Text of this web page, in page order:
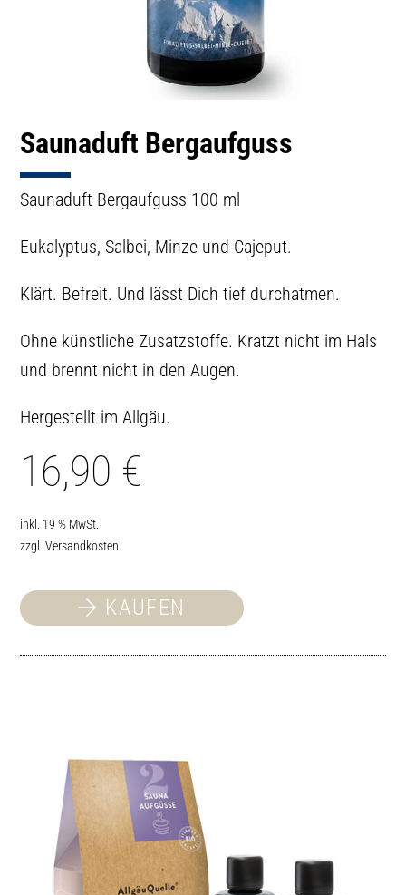
Saunaduft Bergaufguss
Saunaduft Bergaufguss 100 ml
Eukalyptus, Salbei, Minze und Cajeput.
Klärt. Befreit. Und lässt Dich tief durchatmen.
Ohne künstliche Zusatzstoffe. Kratzt nicht im Hals
und brennt nicht in den Augen.
Hergestellt im Allgäu.
16,90 €
inkl. 19 % MwSt.
zzgl.Versandkosten
KAUFEN